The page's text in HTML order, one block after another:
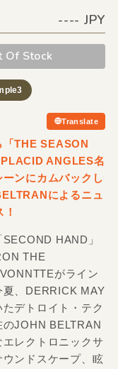
---- JPY
Of Stock
Translate
「THE SEASON
ANGLES名
ンにカムバックし
によるニュ
HAND」
THE
がライン
夏、DERRICK MAY
デトロイト・テク
のJOHN BELTRAN
レクトロニックサ
ンドスケープ、眩